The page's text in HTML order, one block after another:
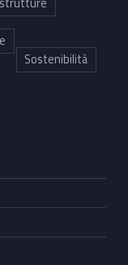
Sostenibilità